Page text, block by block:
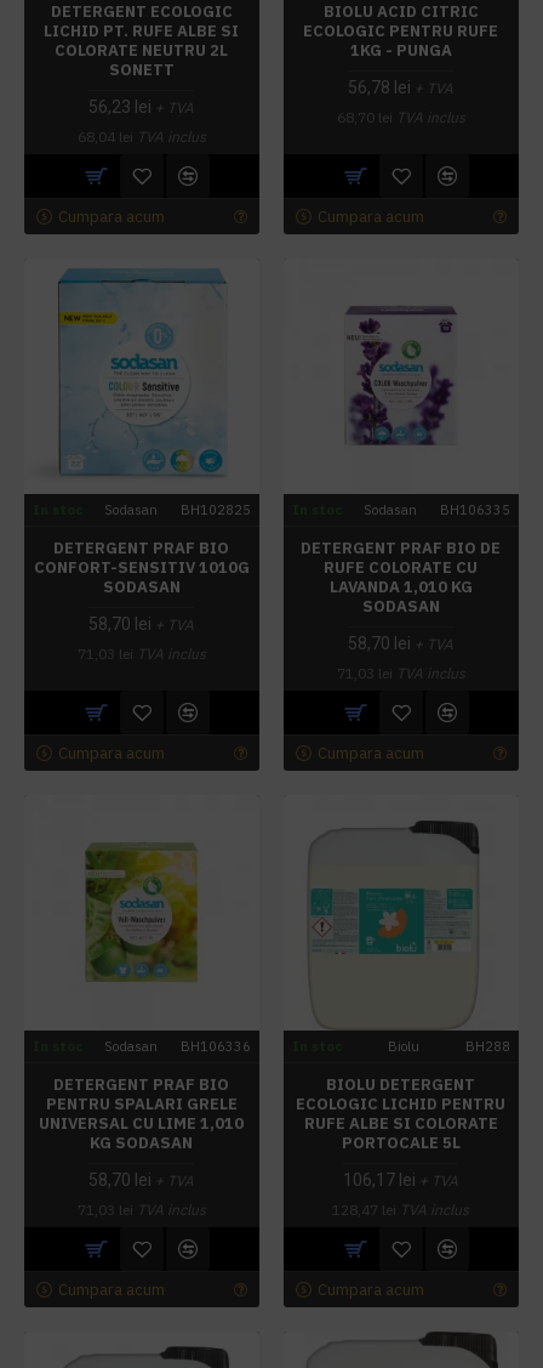
DETERGENT ECOLOGIC
LICHID PT. RUFE ALBE SI
COLORATE NEUTRU 2L
SONETT
56,23 lei + TVA
68,04 lei TVA inclus
Cumpara acum
BIOLU ACID CITRIC
ECOLOGIC PENTRU RUFE
1KG - PUNGA
56,78 lei + TVA
68,70 lei TVA inclus
Cumpara acum
Sodasan BH102825
DETERGENT PRAF BIO
CONFORT-SENSITIV 1010G
SODASAN
58,70 lei + TVA
71,03 lei TVA inclus
Cumpara acum
Sodasan BH106335
DETERGENT PRAF BIO DE
RUFE COLORATE CU
LAVANDA 1,010 KG
SODASAN
58,70 lei + TVA
71,03 lei TVA inclus
Cumpara acum
Sodasan BH106336
DETERGENT PRAF BIO
PENTRU SPALARI GRELE
UNIVERSAL CU LIME 1,010
KG SODASAN
58,70 lei + TVA
71,03 lei TVA inclus
Cumpara acum
Biolu BH288
BIOLU DETERGENT
ECOLOGIC LICHID PENTRU
RUFE ALBE SI COLORATE
PORTOCALE 5L
106,17 lei + TVA
128,47 lei TVA inclus
Cumpara acum